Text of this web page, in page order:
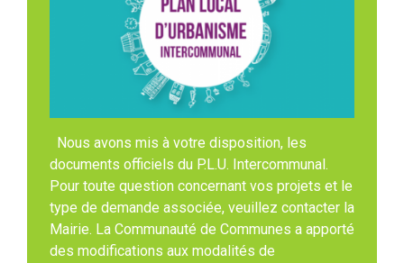
Nous avons mis à votre disposition, les
documents officiels du P.L.U. Intercommunal.
Pour toute question concernant vos projets et le
type de demande associée, veuillez contacter la
Mairie. La Communauté de Communes a apporté
des modifications aux modalités de